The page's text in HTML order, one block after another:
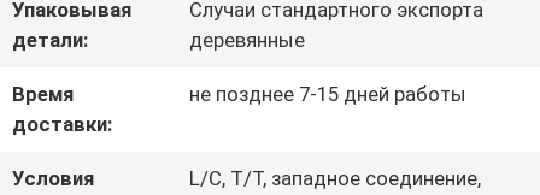
ПРОВЕРКА
КАЧЕСТВА
СВЯЖИТЕСЬ
Упаковывая
детали:
Случаи стандартного экспорта
деревянные
Время
доставки:
не позднее 7-15 дней работы
Условия
L/C, T/T, западное соединение,